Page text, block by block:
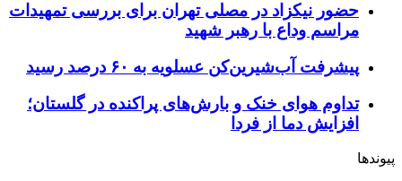
حضور نیکزاد در مصلی تهران برای بررسی تمهیدات
مراسم وداع با رهبر شهید
پیشرفت آب‌شیرین‌کن عسلویه به ۶۰ درصد رسید
تداوم هوای خنک و بارش‌های پراکنده در گلستان؛
افزایش دما از فردا
پیوندها